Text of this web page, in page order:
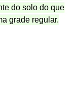
do solo do que
grade regular.